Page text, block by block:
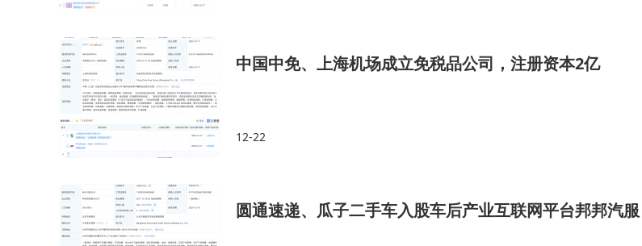
中国中免、上海机场成立免税品公司，注册资本2亿
12-22
圆通速递、瓜子二手车入股车后产业互联网平台邦邦汽服